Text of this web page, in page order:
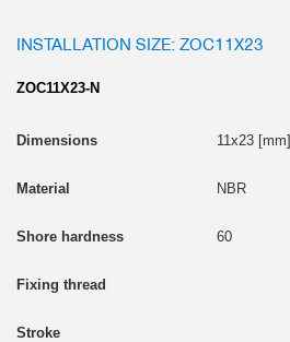
INSTALLATION SIZE: ZOC11X23
ZOC11X23-N
11x23 [mm]
NBR
60